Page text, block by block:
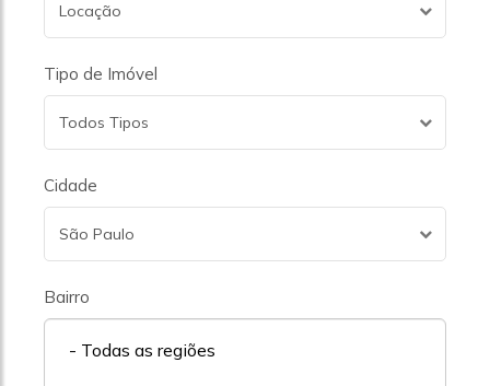
Locação
Tipo de Imóvel
Todos Tipos
Cidade
São Paulo
Bairro
- Todas as regiões